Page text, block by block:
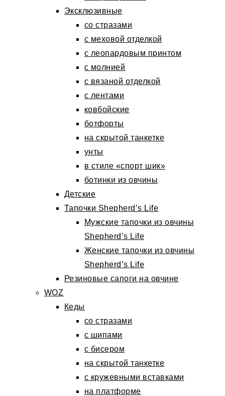
Эксклюзивные
со стразами
с меховой отделкой
с леопардовым принтом
с молнией
с вязаной отделкой
с лентами
ковбойские
ботфорты
на скрытой танкетке
унты
в стиле «спорт шик»
ботинки из овчины
Детские
Тапочки Shepherd’s Life
Мужские тапочки из овчины
Shepherd’s Life
Женские тапочки из овчины
Shepherd’s Life
Резиновые сапоги на овчине
WOZ
Кеды
со стразами
с шипами
с бисером
на скрытой танкетке
с кружевными вставками
на платформе